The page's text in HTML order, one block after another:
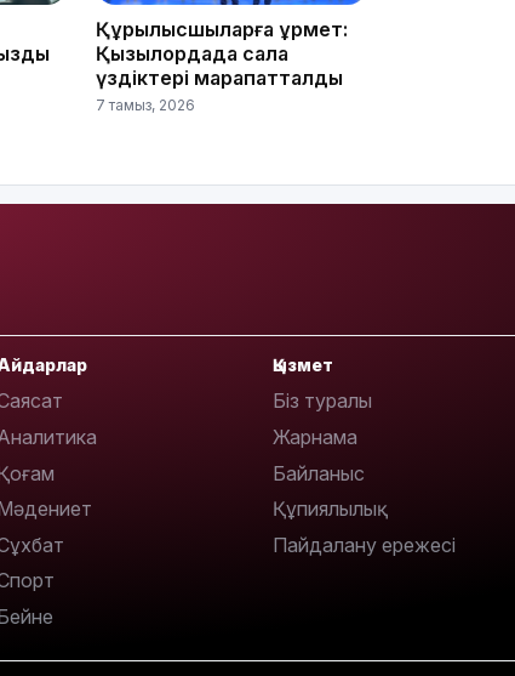
Құрылысшыларға құрмет:
Қызылордада сала
үздіктері марапатталды
7 тамыз, 2026
Қызмет
Біз туралы
Жарнама
Байланыс
Құпиялылық
Пайдалану ережесі